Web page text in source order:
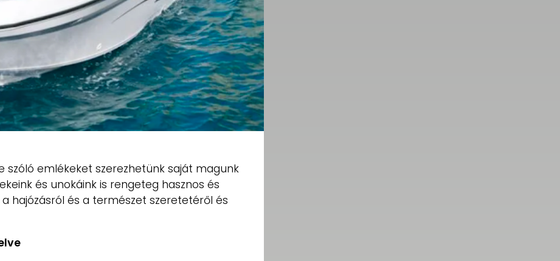
szóló emlékeket szerezhetünk saját magunk
és unokáink is rengeteg hasznos és
hajózásról és a természet szeretetéről és